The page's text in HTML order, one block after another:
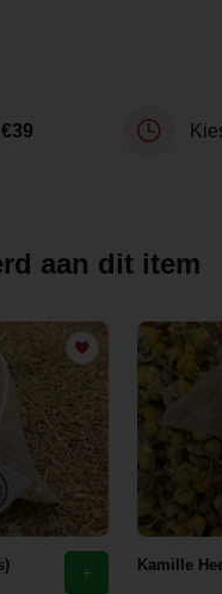
€39
aan dit item
Kamille